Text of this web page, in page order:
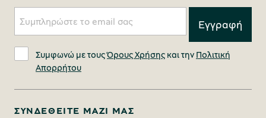
Συμφωνώ με τουςΌρους Χρήσης και την Πολιτική
Απορρήτου
ΣΥΝΔΕΘΕΊΤΕ ΜΑΖΊ ΜΑΣ